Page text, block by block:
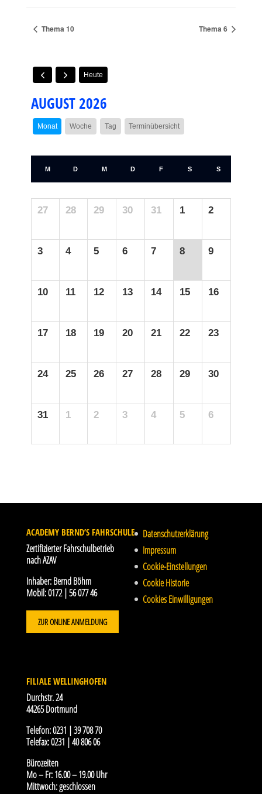
Thema 10 Thema 6
Heute
AUGUST 2026
Monat Woche Tag Terminübersicht
M D M D F S S
27 28 29 30 31 1 2
3 4 5 6 7 8 9
10 11 12 13 14 15 16
17 18 19 20 21 22 23
24 25 26 27 28 29 30
31 1 2 3 4 5 6
ACADEMY BERND’S FAHRSCHULE
Zertifizierter Fahrschulbetrieb
nach AZAV
Inhaber:Bernd Böhm
Mobil:0172 | 56 077 46
ZUR ONLINE ANMELDUNG
Datenschutzerklärung
Impressum
Cookie-Einstellungen
Cookie Historie
Cookies Einwilligungen
FILIALE WELLINGHOFEN
Durchstr. 24
44265 Dortmund
Telefon:0231 | 39 708 70
Telefax:0231 | 40 806 06
Bürozeiten
Mo – Fr: 16.00 – 19.00 Uhr
Mittwoch: geschlossen